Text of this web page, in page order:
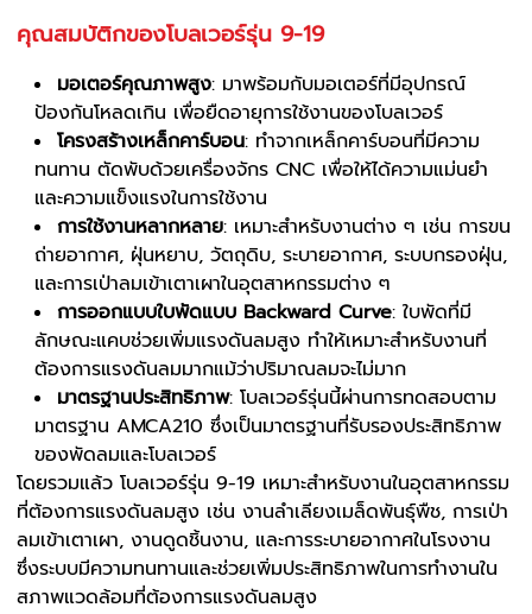
คุณสมบัติกของโบลเวอร์รุ่น 9-19
มอเตอร์คุณภาพสูง: มาพร้อมกับมอเตอร์ที่มีอุปกรณ์
ป้องกันโหลดเกิน เพื่อยืดอายุการใช้งานของโบลเวอร์
โครงสร้างเหล็กคาร์บอน: ทำจากเหล็กคาร์บอนที่มีความ
ทนทาน ตัดพับด้วยเครื่องจักร CNC เพื่อให้ได้ความแม่นยำ
และความแข็งแรงในการใช้งาน
การใช้งานหลากหลาย: เหมาะสำหรับงานต่าง ๆ เช่น การขน
ถ่ายอากาศ, ฝุ่นหยาบ, วัตถุดิบ, ระบายอากาศ, ระบบกรองฝุ่น,
และการเป่าลมเข้าเตาเผาในอุตสาหกรรมต่าง ๆ
การออกแบบใบพัดแบบ Backward Curve: ใบพัดที่มี
ลักษณะแคบช่วยเพิ่มแรงดันลมสูง ทำให้เหมาะสำหรับงานที่
ต้องการแรงดันลมมากแม้ว่าปริมาณลมจะไม่มาก
มาตรฐานประสิทธิภาพ: โบลเวอร์รุ่นนี้ผ่านการทดสอบตาม
มาตรฐาน AMCA210 ซึ่งเป็นมาตรฐานที่รับรองประสิทธิภาพ
ของพัดลมและโบลเวอร์
โดยรวมแล้ว โบลเวอร์รุ่น 9-19 เหมาะสำหรับงานในอุตสาหกรรม
ที่ต้องการแรงดันลมสูง เช่น งานลำเลียงเมล็ดพันธุ์พืช, การเป่า
ลมเข้าเตาเผา, งานดูดชิ้นงาน, และการระบายอากาศในโรงงาน
ซึ่งระบบมีความทนทานและช่วยเพิ่มประสิทธิภาพในการทำงานใน
สภาพแวดล้อมที่ต้องการแรงดันลมสูง